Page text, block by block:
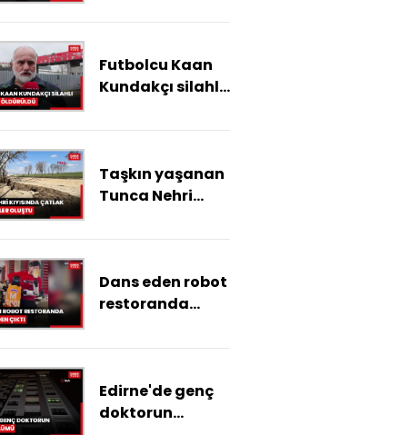
Futbolcu Kaan
Kundakçı silahlı
öldürüldü:
yapmaya
çalışırken
Taşkın yaşanan
Tunca Nehri
ve göçükler
Dans eden robot
restoranda
çalışanlar zor
Edirne'de genç
doktorun